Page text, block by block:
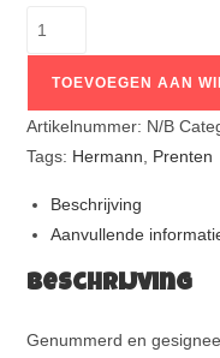
TOEVOEGEN AAN
Artikelnummer: N/B
Tags: Hermann, Prenten
Beschrijving
Aanvullende
Beschrijving
Genummerd en